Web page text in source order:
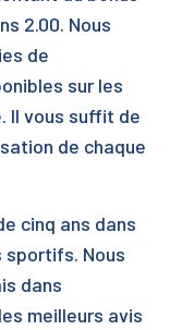
2.00. Nous
de
sur les
Il vous suffit de
de chaque
cinq ans dans
sportifs. Nous
dans
meilleurs avis